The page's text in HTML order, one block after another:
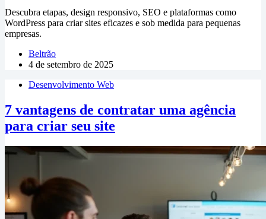
Descubra etapas, design responsivo, SEO e plataformas como
WordPress para criar sites eficazes e sob medida para pequenas
empresas.
Beltrão
4 de setembro de 2025
Desenvolvimento Web
7 vantagens de contratar uma agência
para criar seu site